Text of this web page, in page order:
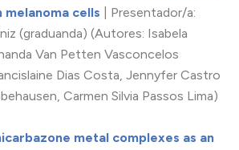
melanoma cells | Presentador/a:
(graduanda) (Autores: Isabela
Van Petten Vasconcelos
Dias Costa, Jennyfer Castro
Carmen Silvia Passos Lima)
metal complexes as an